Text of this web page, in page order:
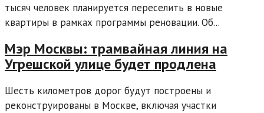
тысяч человек планируется переселить в новые
квартиры в рамках программы реновации. Об...
Мэр Москвы: трамвайная линия на
Угрешской улице будет продлена
Шесть километров дорог будут построены и
реконструированы в Москве, включая участки